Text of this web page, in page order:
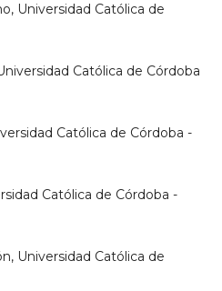
Universidad Católica de
Católica de Córdoba
Católica de Córdoba -
Católica de Córdoba -
Universidad Católica de